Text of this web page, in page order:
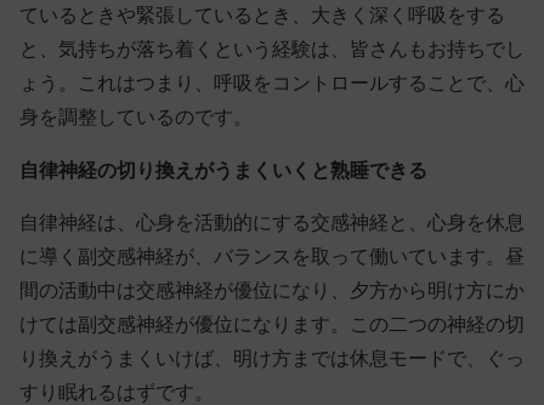
ているときや緊張しているとき、 大きく深く呼吸をする
と、気持ちが落ち着く という経験は、皆さんもお持ちでし
ょう。これはつまり、呼吸をコントロールすることで、心
身を調整しているのです。
自律神経の切り換えがうまくいくと熟睡できる
自律神経は、心身を活動的にする交感神経と、心身を休息
に導く副交感神経が、バランスを取って働いています。昼
間の活動中は交感神経が優位になり、夕方から明け方にか
けては副交感神経が優位になります。この二つの神経の切
り換えがうまくいけば、明け方までは休息モードで、ぐっ
すり眠れるはずです。